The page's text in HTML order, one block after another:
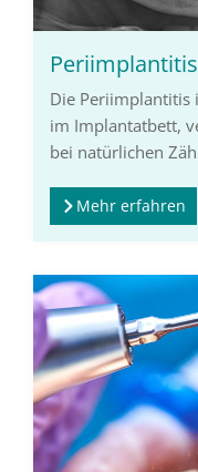
Die Periimplantitis
im Implantatbett,
bei natürlichen
Mehr erfahren